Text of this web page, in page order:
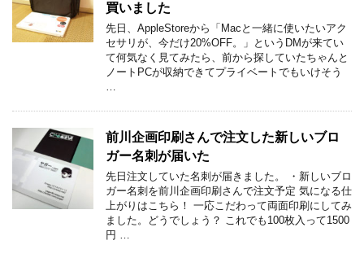
買いました
先日、AppleStoreから「Macと一緒に使いたいアク
セサリが、今だけ20%OFF。」というDMが来てい
て何気なく見てみたら、前から探していたちゃんと
ノートPCが収納できてプライベートでもいけそう
…
前川企画印刷さんで注文した新しいブロ
ガー名刺が届いた
先日注文していた名刺が届きました。 ・新しいブロ
ガー名刺を前川企画印刷さんで注文予定 気になる仕
上がりはこちら！ 一応こだわって両面印刷にしてみ
ました。どうでしょう？ これでも100枚入って1500
円 …